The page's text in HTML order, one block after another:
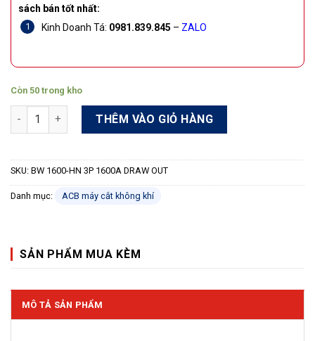
sách bán tốt nhất:
Kinh Doanh Tá: 0981.839.845 – ZALO
Còn 50 trong kho
Máy cắt ACB Shihlin BW 1600-HN 3P 1600A DRAW OUT 85kA
THÊM VÀO GIỎ HÀNG
SKU: BW 1600-HN 3P 1600A DRAW OUT
Danh mục: ACB máy cắt không khí
SẢN PHẨM MUA KÈM
MÔ TẢ SẢN PHẨM